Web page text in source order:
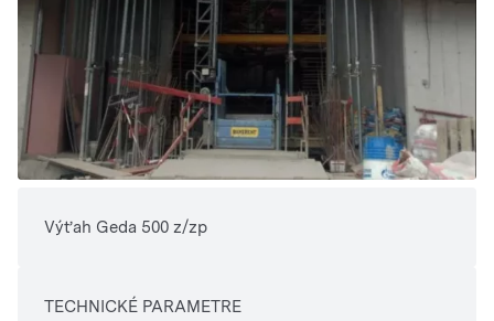
Výťah Geda 500 z/zp
TECHNICKÉ PARAMETRE